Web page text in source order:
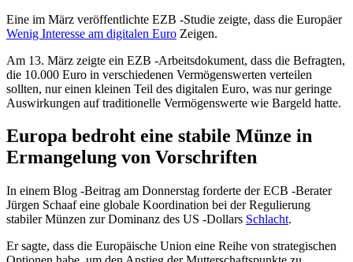
Eine im März veröffentlichte EZB -Studie zeigte, dass die Europäer
Wenig Interesse am digitalen Euro Zeigen.
Am 13. März zeigte ein EZB -Arbeitsdokument, dass die Befragten,
die 10.000 Euro in verschiedenen Vermögenswerten verteilen
sollten, nur einen kleinen Teil des digitalen Euro, was nur geringe
Auswirkungen auf traditionelle Vermögenswerte wie Bargeld hatte.
Europa bedroht eine stabile Münze in
Ermangelung von Vorschriften
In einem Blog -Beitrag am Donnerstag forderte der ECB -Berater
Jürgen Schaaf eine globale Koordination bei der Regulierung
stabiler Münzen zur Dominanz des US -Dollars Schlacht.
Er sagte, dass die Europäische Union eine Reihe von strategischen